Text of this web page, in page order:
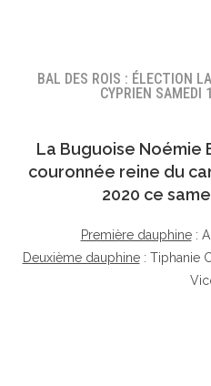
BAL DES ROIS : ÉLECTION
CYPRIEN SAMEDI
La Buguoise Noémie
couronnée reine du
2020 ce
Première dauphine:
Deuxième dauphine: Tiphanie